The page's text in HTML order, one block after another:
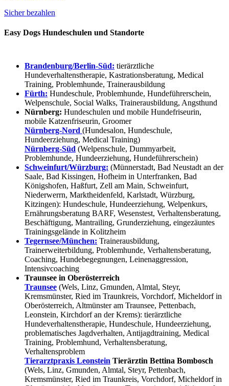
Sicher bezahlen
Easy Dogs Hundeschulen und Standorte
Brandenburg/Berlin-Süd: tierärztliche
Hundeverhaltenstherapie, Kastrationsberatung, Medical
Training, Problemhunde, Trainerausbildung
Fürth: Hundeschule, Problemhunde, Hundeführerschein,
Welpenschule, Social Walks, Trainerausbildung, Angsthund
Nürnberg: Hundeschulen und mobile Hundefriseurin,
mobile Katzenfriseurin, Groomer
Nürnberg-Nord (Hundesalon, Hundeschule,
Hundeerziehung, Medical Training)
Nürnberg-Süd (Welpenschule, Dummyarbeit,
Problemhunde, Hundeerziehung, Hundeführerschein)
Schweinfurt/Würzburg: (Münnerstadt, Bad Neustadt an der
Saale, Bad Kissingen, Hofheim in Unterfranken, Bad
Königshofen, Haßfurt, Zell am Main, Schweinfurt,
Niederwerrn, Marktheidenfeld, Karlstadt, Würzburg,
Kitzingen): Hundeschule, Hundeerziehung, Welpenkurs,
Ernährungsberatung BARF, Wesenstest, Verhaltensberatung,
Beschäftigung, Mantrailing, Grunderziehung, eingezäuntes
Trainingsgelände in Kolitzheim
Tegernsee/München: Trainerausbildung,
Trainerweiterbildung, Problemhunde, Verhaltensberatung,
Coaching, Hundebegegnungen, Leinenaggression,
Intensivcoaching
Traunsee in Oberösterreich
Traunsee (Wels, Linz, Gmunden, Almtal, Steyr,
Kremsmünster, Ried im Traunkreis, Vorchdorf, Micheldorf in
Oberösterreich, Altmünster am Traunsee, Pettenbach,
Leonstein, Kirchdorf an der Krems): tierärztliche
Hundeverhaltenstherapie, Hundeschule, Hundeerziehung,
problematisches Jagdverhalten, Antijagdtraining, Medical
Training, Problemhund, Verhaltensberatung,
Verhaltensproblem
Tierarztpraxis Leonstein Tierärztin Bettina Bombosch
(Wels, Linz, Gmunden, Almtal, Steyr, Pettenbach,
Kremsmünster, Ried im Traunkreis, Vorchdorf, Micheldorf in